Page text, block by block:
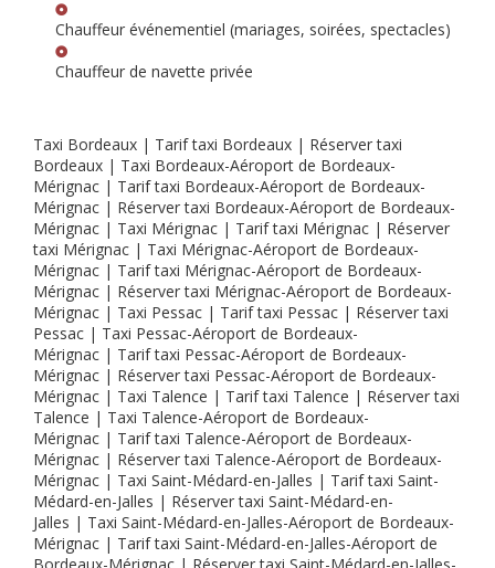
Chauffeur événementiel (mariages, soirées, spectacles)
Chauffeur de navette privée
Taxi Bordeaux | Tarif taxi Bordeaux | Réserver taxi
Bordeaux | Taxi Bordeaux-Aéroport de Bordeaux-
Mérignac | Tarif taxi Bordeaux-Aéroport de Bordeaux-
Mérignac | Réserver taxi Bordeaux-Aéroport de Bordeaux-
Mérignac | Taxi Mérignac | Tarif taxi Mérignac | Réserver
taxi Mérignac | Taxi Mérignac-Aéroport de Bordeaux-
Mérignac | Tarif taxi Mérignac-Aéroport de Bordeaux-
Mérignac | Réserver taxi Mérignac-Aéroport de Bordeaux-
Mérignac | Taxi Pessac | Tarif taxi Pessac | Réserver taxi
Pessac | Taxi Pessac-Aéroport de Bordeaux-
Mérignac | Tarif taxi Pessac-Aéroport de Bordeaux-
Mérignac | Réserver taxi Pessac-Aéroport de Bordeaux-
Mérignac | Taxi Talence | Tarif taxi Talence | Réserver taxi
Talence | Taxi Talence-Aéroport de Bordeaux-
Mérignac | Tarif taxi Talence-Aéroport de Bordeaux-
Mérignac | Réserver taxi Talence-Aéroport de Bordeaux-
Mérignac | Taxi Saint-Médard-en-Jalles | Tarif taxi Saint-
Médard-en-Jalles | Réserver taxi Saint-Médard-en-
Jalles | Taxi Saint-Médard-en-Jalles-Aéroport de Bordeaux-
Mérignac | Tarif taxi Saint-Médard-en-Jalles-Aéroport de